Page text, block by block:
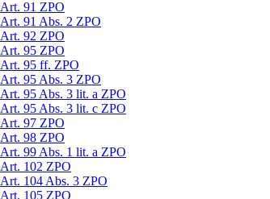
Art. 91 ZPO
Art. 91 Abs. 2 ZPO
Art. 92 ZPO
Art. 95 ZPO
Art. 95 ff. ZPO
Art. 95 Abs. 3 ZPO
Art. 95 Abs. 3 lit. a ZPO
Art. 95 Abs. 3 lit. c ZPO
Art. 97 ZPO
Art. 98 ZPO
Art. 99 Abs. 1 lit. a ZPO
Art. 102 ZPO
Art. 104 Abs. 3 ZPO
Art. 105 ZPO